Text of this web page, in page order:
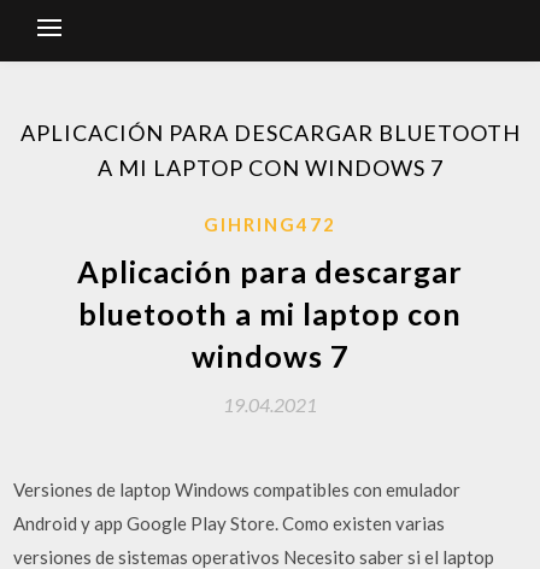
APLICACIÓN PARA DESCARGAR BLUETOOTH
A MI LAPTOP CON WINDOWS 7
GIHRING472
Aplicación para descargar
bluetooth a mi laptop con
windows 7
19.04.2021
Versiones de laptop Windows compatibles con emulador
Android y app Google Play Store. Como existen varias
versiones de sistemas operativos Necesito saber si el laptop